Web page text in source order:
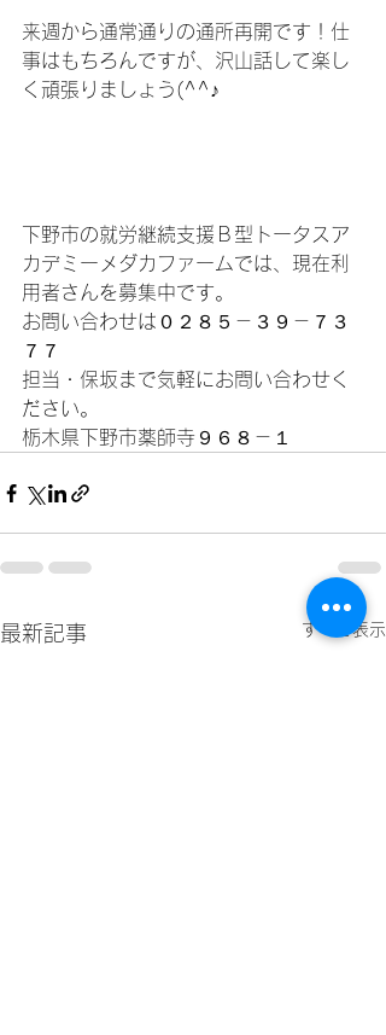
来週から通常通りの通所再開です！仕
事はもちろんですが、沢山話して楽し
く頑張りましょう(^^♪
下野市の就労継続支援Ｂ型トータスア
カデミーメダカファームでは、現在利
用者さんを募集中です。
お問い合わせは０２８５－３９－７３
７７
担当・保坂まで気軽にお問い合わせく
ださい。
栃木県下野市薬師寺９６８－１
最新記事 すべて表示